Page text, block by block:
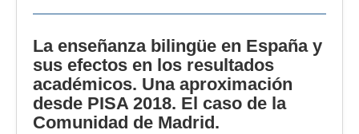
La enseñanza bilingüe en España y
sus efectos en los resultados
académicos. Una aproximación
desde PISA 2018. El caso de la
Comunidad de Madrid.